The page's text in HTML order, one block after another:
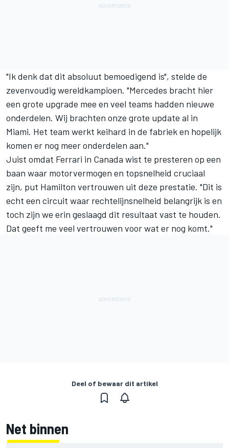
"Ik denk dat dit absoluut bemoedigend is", stelde de
zevenvoudig wereldkampioen. "Mercedes bracht hier
een grote upgrade mee en veel teams hadden nieuwe
onderdelen. Wij brachten onze grote update al in
Miami. Het team werkt keihard in de fabriek en hopelijk
komen er nog meer onderdelen aan."
Juist omdat Ferrari in Canada wist te presteren op een
baan waar motorvermogen en topsnelheid cruciaal
zijn, put Hamilton vertrouwen uit deze prestatie. "Dit is
echt een circuit waar rechtelijnsnelheid belangrijk is en
toch zijn we erin geslaagd dit resultaat vast te houden.
Dat geeft me veel vertrouwen voor wat er nog komt."
Deel of bewaar dit artikel
Net binnen